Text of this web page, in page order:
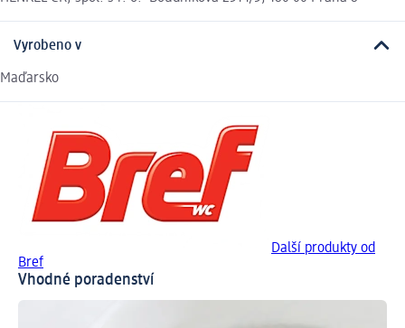
Vyrobeno v
Maďarsko
Další produkty od
Bref
Vhodné poradenství